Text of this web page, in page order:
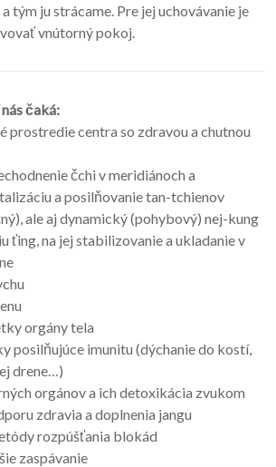
tým ju strácame. Pre jej uchovávanie je
vnútorný pokoj.
čaká:
prostredie centra so zdravou a chutnou
čchi v meridiánoch a
a posilňovanie tan-tchienov
ale aj dynamický (pohybový) nej-kung
ťing, na jej stabilizovanie a ukladanie v
orgány tela
posilňujúce imunitu (dýchanie do kostí,
drene…)
orgánov a ich detoxikácia zvukom
zdravia a doplnenia jangu
rozpúšťania blokád
zaspávanie